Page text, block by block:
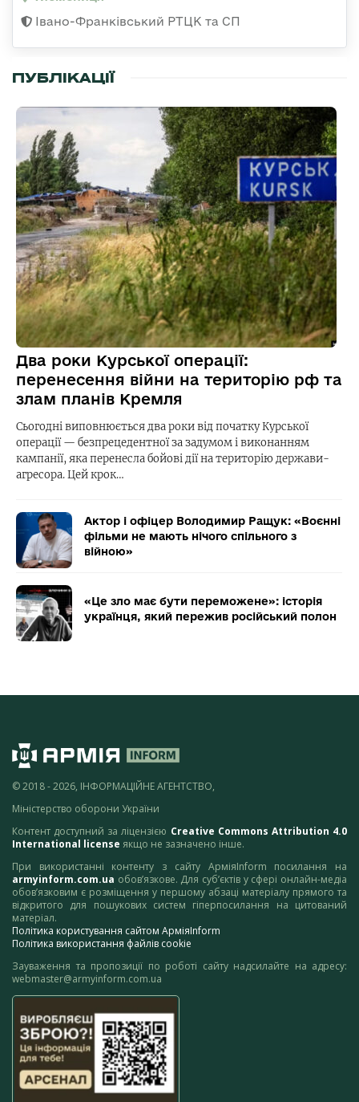
Івано-Франківський РТЦК та СП
ПУБЛІКАЦІЇ
Два роки Курської операції:
перенесення війни на територію рф та
злам планів Кремля
Сьогодні виповнюється два роки від початку Курської
операції — безпрецедентної за задумом і виконанням
кампанії, яка перенесла бойові дії на територію держави-
агресора. Цей крок…
Актор і офіцер Володимир Ращук: «Воєнні
фільми не мають нічого спільного з
війною»
«Це зло має бути переможене»: історія
українця, який пережив російський полон
© 2018 - 2026, ІНФОРМАЦІЙНЕ АГЕНТСТВО,
Міністерство оборони України
Контент доступний за ліцензією Creative Commons Attribution 4.0
International license якщо не зазначено інше.
При використанні контенту з сайту АрміяInform посилання на
armyinform.com.ua обов’язкове. Для суб’єктів у сфері онлайн-медіа
обов’язковим є розміщення у першому абзаці матеріалу прямого та
відкритого для пошукових систем гіперпосилання на цитований
матеріал.
Політика користування сайтом АрміяInform
Політика використання файлів cookie
Зауваження та пропозиції по роботі сайту надсилайте на адресу:
webmaster@armyinform.com.ua